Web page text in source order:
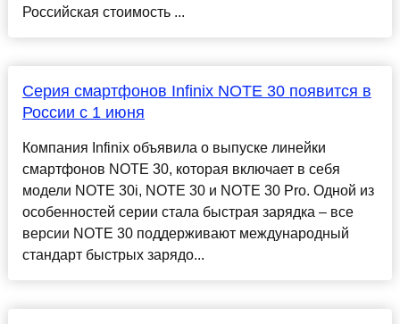
Российская стоимость ...
Серия смартфонов Infinix NOTE 30 появится в
России с 1 июня
Компания Infinix объявила о выпуске линейки
смартфонов NOTE 30, которая включает в себя
модели NOTE 30i, NOTE 30 и NOTE 30 Pro. Одной из
особенностей серии стала быстрая зарядка – все
версии NOTE 30 поддерживают международный
стандарт быстрых зарядо...